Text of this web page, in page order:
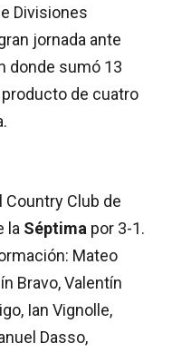
Divisiones
jornada ante
donde sumó 13
de cuatro
Country Club de
la Séptima por 3-1.
Mateo
Bravo, Valentín
Ian Vignolle,
Dasso,